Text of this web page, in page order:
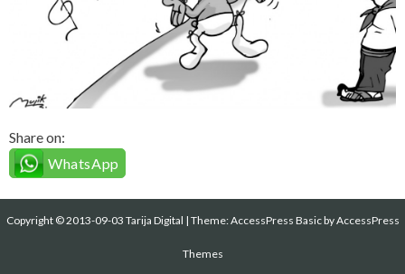
Share on:
WhatsApp
Copyright © 2013-09-03 Tarija Digital | Theme:AccessPress Basicby AccessPress
Themes